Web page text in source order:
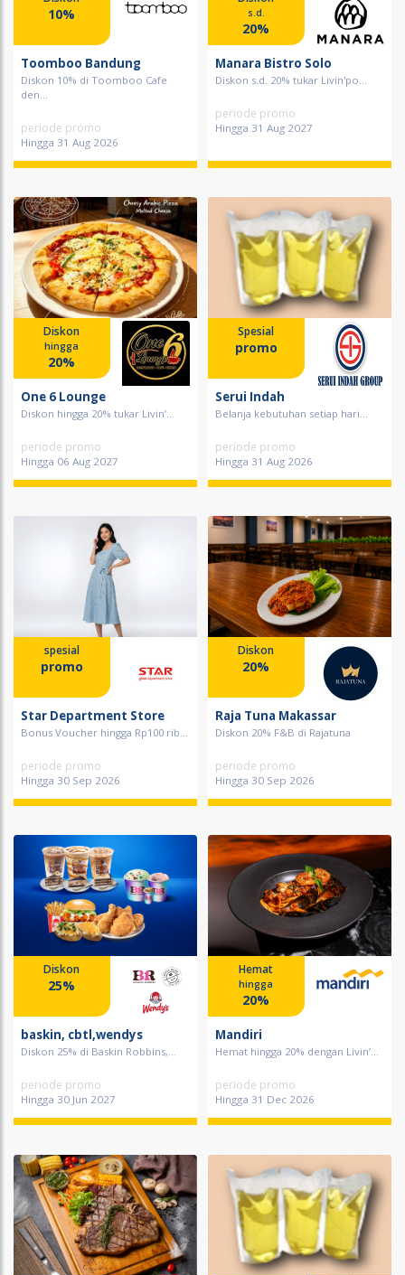
10%
Toomboo Bandung
Diskon 10% di Toomboo Cafe
den...
periode promo
Hingga 31 Aug 2026
s.d.
20%
Manara Bistro Solo
Diskon s.d. 20% tukar Livin'po...
periode promo
Hingga 31 Aug 2027
Diskon
hingga
20%
One 6 Lounge
Diskon hingga 20% tukar Livin’...
periode promo
Hingga 06 Aug 2027
Spesial
promo
Serui Indah
Belanja kebutuhan setiap hari...
periode promo
Hingga 31 Aug 2026
spesial
promo
Star Department Store
Bonus Voucher hingga Rp100 rib...
periode promo
Hingga 30 Sep 2026
Diskon
20%
Raja Tuna Makassar
Diskon 20% F&B di Rajatuna
periode promo
Hingga 30 Sep 2026
Diskon
25%
baskin, cbtl,wendys
Diskon 25% di Baskin Robbins,...
periode promo
Hingga 30 Jun 2027
Hemat
hingga
20%
Mandiri
Hemat hingga 20% dengan Livin’...
periode promo
Hingga 31 Dec 2026